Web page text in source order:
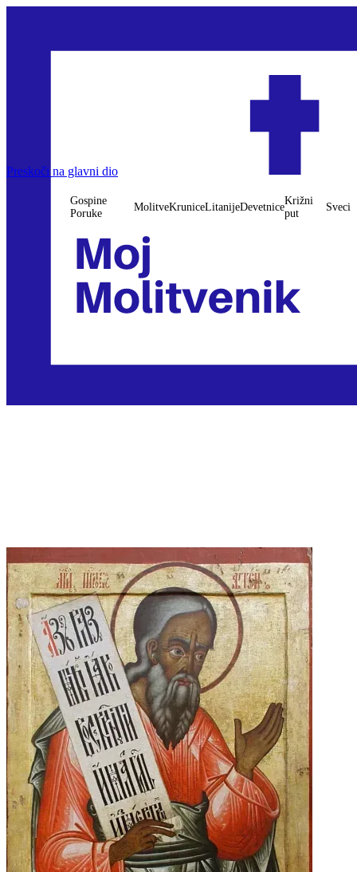
Preskoči na glavni dio
Gospine
Poruke
MolitveKruniceLitanijeDevetnice
Križni
put
Sveci